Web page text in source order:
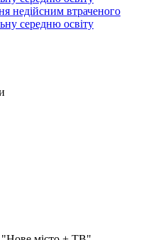
недійсним втраченого
середню освіту